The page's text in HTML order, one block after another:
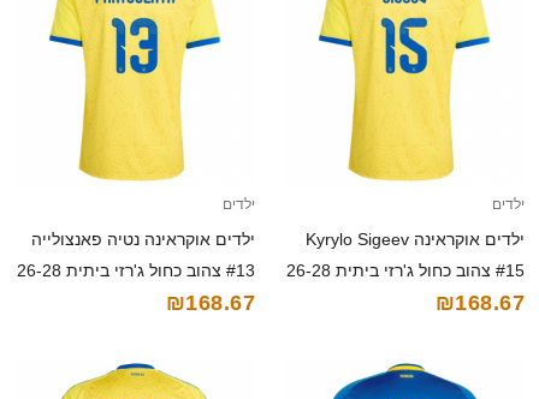
ילדים
ילדים אוקראינה Kyrylo Sigeev
#15 צהוב כחול ג'רזי ביתית 26-28
חולצה קצרה
₪168.67
ילדים
ילדים אוקראינה נטיה פאנצולייה
#13 צהוב כחול ג'רזי ביתית 26-28
חולצה קצרה
₪168.67